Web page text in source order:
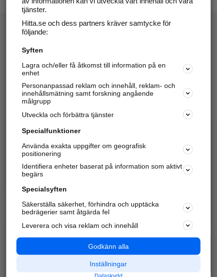
Hitta.se - Gratis nummerupplysning.
Sök företag, personer och platser.
Hitta telefonnummer, adresser, företagsinfo mm.
Marknadsför företaget
Kom igång och annonsera mot
samarbetspartners nära dig.
Alla kategorier
Populära sökningar
API & Kartor
Annonsera
Integritet
Nödnummer
tjänster.
Hitta.se och dess partners kräver samtycke för
följande:
Syften
Lagra och/eller få åtkomst till information på en
enhet
Personanpassad reklam och innehåll, reklam- och
innehållsmätning samt forskning angående
målgrupp
Utveckla och förbättra tjänster
Specialfunktioner
Använda exakta uppgifter om geografisk
positionering
Identifiera enheter baserat på information som aktivt
begärs
Specialsyften
Säkerställa säkerhet, förhindra och upptäcka
bedrägerier samt åtgärda fel
Leverera och visa reklam och innehåll
Godkänn alla
Inställningar
Dataskydd